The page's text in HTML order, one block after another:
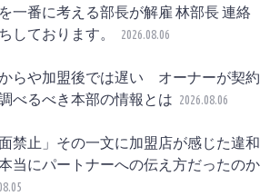
一番に考える部長が解雇 林部長 連絡
しております。
2026.08.06
らや加盟後では遅い オーナーが契約
べるべき本部の情報とは 2026.08.06
面禁止」その一文に加盟店が感じた違和
当にパートナーへの伝え方だったのか